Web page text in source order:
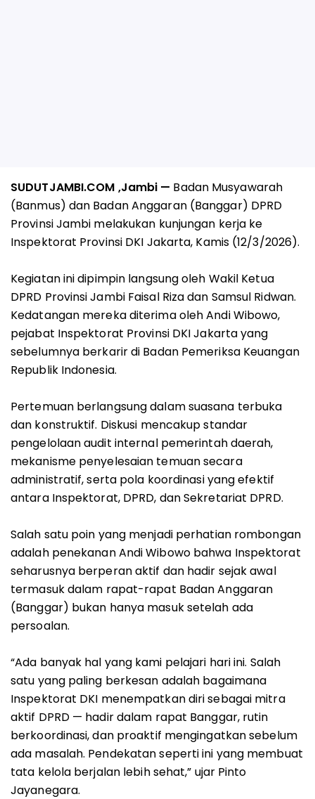
SUDUTJAMBI.COM ,Jambi — Badan Musyawarah
(Banmus) dan Badan Anggaran (Banggar) DPRD
Provinsi Jambi melakukan kunjungan kerja ke
Inspektorat Provinsi DKI Jakarta, Kamis (12/3/2026).
Kegiatan ini dipimpin langsung oleh Wakil Ketua
DPRD Provinsi Jambi Faisal Riza dan Samsul Ridwan.
Kedatangan mereka diterima oleh Andi Wibowo,
pejabat Inspektorat Provinsi DKI Jakarta yang
sebelumnya berkarir di Badan Pemeriksa Keuangan
Republik Indonesia.
Pertemuan berlangsung dalam suasana terbuka
dan konstruktif. Diskusi mencakup standar
pengelolaan audit internal pemerintah daerah,
mekanisme penyelesaian temuan secara
administratif, serta pola koordinasi yang efektif
antara Inspektorat, DPRD, dan Sekretariat DPRD.
Salah satu poin yang menjadi perhatian rombongan
adalah penekanan Andi Wibowo bahwa Inspektorat
seharusnya berperan aktif dan hadir sejak awal
termasuk dalam rapat-rapat Badan Anggaran
(Banggar) bukan hanya masuk setelah ada
persoalan.
“Ada banyak hal yang kami pelajari hari ini. Salah
satu yang paling berkesan adalah bagaimana
Inspektorat DKI menempatkan diri sebagai mitra
aktif DPRD — hadir dalam rapat Banggar, rutin
berkoordinasi, dan proaktif mengingatkan sebelum
ada masalah. Pendekatan seperti ini yang membuat
tata kelola berjalan lebih sehat,” ujar Pinto
Jayanegara.